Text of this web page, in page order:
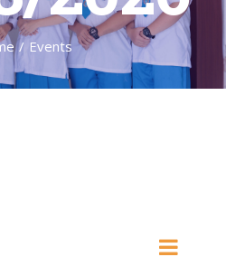
/ Events
Search
Event
Day